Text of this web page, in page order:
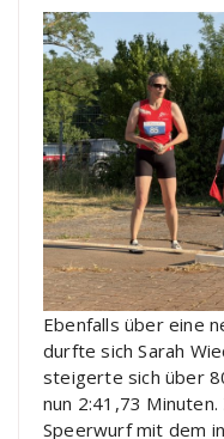
Ebenfalls über eine
durfte sich Sarah
steigerte sich über
nun 2:41,73
Speerwurf mit dem